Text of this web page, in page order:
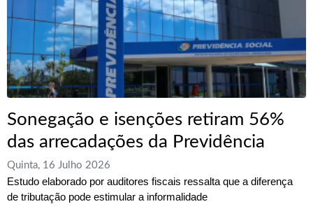
Sonegação e isenções retiram 56%
das arrecadações da Previdência
Quinta, 16 Julho 2026
Estudo elaborado por auditores fiscais ressalta que a diferença
de tributação pode estimular a informalidade